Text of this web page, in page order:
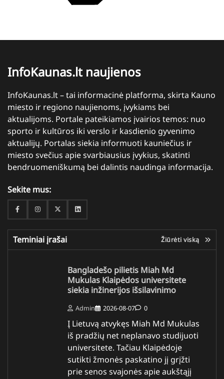
InfoKaunas.lt naujienos
InfoKaunas.lt – tai informacinė platforma, skirta Kauno
miesto ir regiono naujienoms, įvykiams bei
aktualijoms. Portale pateikiamos įvairios temos: nuo
sporto ir kultūros iki verslo ir kasdienio gyvenimo
aktualijų. Portalas siekia informuoti kauniečius ir
miesto svečius apie svarbiausius įvykius, skatinti
bendruomeniškumą bei dalintis naudinga informacija.
Sekite mus:
FacebookInstagramTwitterLinkedin
Teminiai įrašai Žiūrėti viską
Bangladešo pilietis Miah Md
Mukulas Klaipėdos universitete
siekia inžinerijos išsilavinimo
Admin 2026-08-07 0
Į Lietuvą atvykęs Miah Md Mukulas
iš pradžių net neplanavo studijuoti
universitete. Tačiau Klaipėdoje
sutikti žmonės paskatino jį grįžti
prie senos svajonės apie aukštąjį